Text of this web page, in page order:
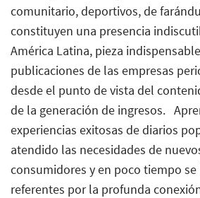
comunitario, deportivos, de
constituyen una presencia
América Latina, pieza
publicaciones de las empresas
desde el punto de vista del
de la generación de ingresos.
experiencias exitosas de diarios
atendido las necesidades de
consumidores y en poco tiempo
referentes por la profunda